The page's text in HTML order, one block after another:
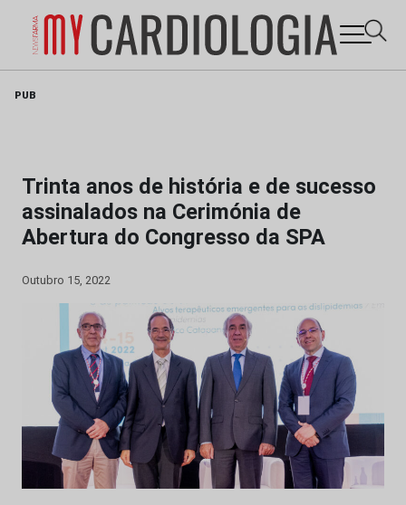
PUB
Trinta anos de história e de sucesso
assinalados na Cerimónia de
Abertura do Congresso da SPA
Outubro 15, 2022